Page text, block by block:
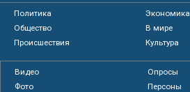
Политика
Экономика
Общество
В мире
Происшествия
Культура
Видео
Опросы
Фото
Персоны